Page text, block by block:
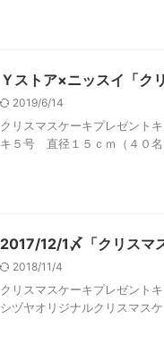
Ｙストア×ニッスイ「ク
2019/6/14
クリスマスケーキプレゼント
キ５号 直径１５ｃｍ（４０
2017/12/1〆「クリスマ
2018/11/4
クリスマスケーキプレゼン
シヅヤオリジナルクリスマス